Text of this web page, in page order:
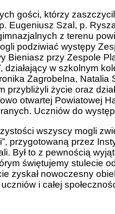
gości, którzy
Eugeniusz Szal, p.
z terenu
podziwiać występy
Bieniasz przy Zespole
działający w szkolnym
Zagrobelna,
przybliżyli życie oraz
otwartej Powiatowej
Uczniów do
wszyscy mogli
przygotowaną przez
Był to z pewnością
świętujemy stulecie
zyskał nowoczesny
i całej